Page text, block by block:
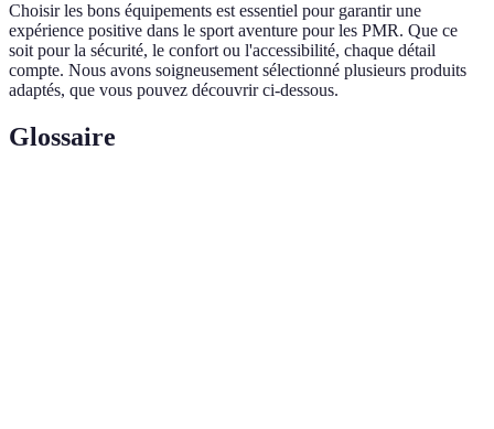
Choisir les bons équipements est essentiel pour garantir une
expérience positive dans le sport aventure pour les PMR. Que ce
soit pour la sécurité, le confort ou l'accessibilité, chaque détail
compte. Nous avons soigneusement sélectionné plusieurs produits
adaptés, que vous pouvez découvrir ci-dessous.
Glossaire